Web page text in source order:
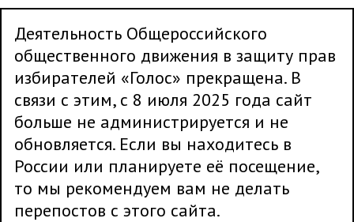
Деятельность Общероссийского
общественного движения в защиту прав
избирателей «Голос» прекращена. В
связи с этим, с 8 июля 2025 года сайт
больше не администрируется и не
обновляется. Если вы находитесь в
России или планируете её посещение,
то мы рекомендуем вам не делать
перепостов с этого сайта.